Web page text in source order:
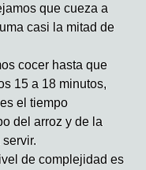
que cueza a
casi la mitad de
cocer hasta que
15 a 18 minutos,
el tiempo
del arroz y de la
de complejidad es